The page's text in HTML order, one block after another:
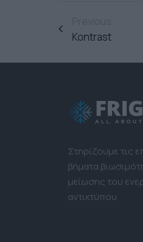
Kontrast
Στηρίζουμε τις
βήματα
μείωσης του
αντικτύπου